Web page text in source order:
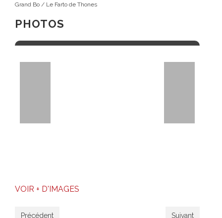
Grand Bo / Le Farto de Thones
PHOTOS
VOIR + D'IMAGES
Précédent Suivant